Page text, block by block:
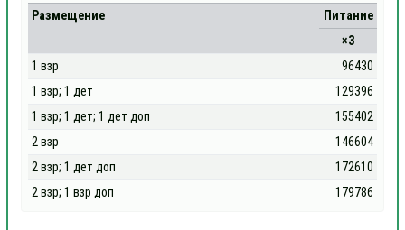
Размещение
Питание
×3
1 взр
96430
1 взр; 1 дет
129396
1 взр; 1 дет; 1 дет доп
155402
2 взр
146604
2 взр; 1 дет доп
172610
2 взр; 1 взр доп
179786